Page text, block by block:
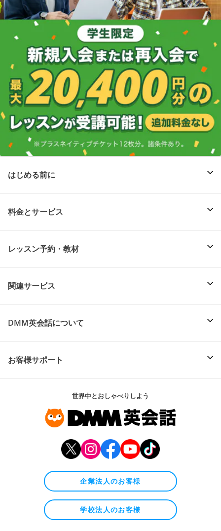
はじめる前に
料金とサービス
レッスン予約・教材
関連サービス
DMM英会話について
お客様サポート
世界中とおしゃべりしよう
企業法人のお客様
学校法人のお客様